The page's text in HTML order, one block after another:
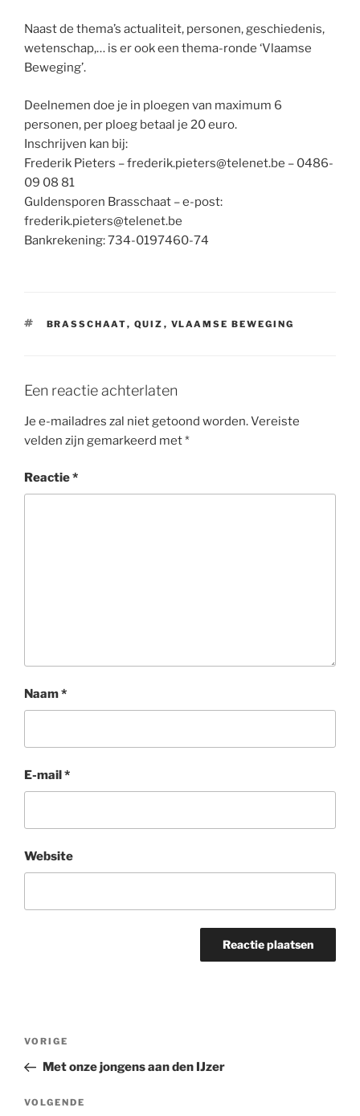
Naast de thema’s actualiteit, personen, geschiedenis,
wetenschap,… is er ook een thema-ronde ‘Vlaamse
Beweging’.
Deelnemen doe je in ploegen van maximum 6
personen, per ploeg betaal je 20 euro.
Inschrijven kan bij:
Frederik Pieters – frederik.pieters@telenet.be – 0486-
09 08 81
Guldensporen Brasschaat – e-post:
frederik.pieters@telenet.be
Bankrekening: 734-0197460-74
TAGS
BRASSCHAAT, QUIZ , VLAAMSE BEWEGING
Een reactie achterlaten
Je e-mailadres zal niet getoond worden.Vereiste
velden zijn gemarkeerd met*
Reactie*
Naam*
E-mail*
Website
Berichtnavigatie
Vorig
bericht
VORIGE
Met onze jongens aan den IJzer
Volgend
VOLGENDE